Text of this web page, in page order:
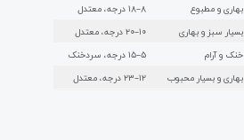
بهاری و مطبوع
۸–۱۸ درجه، معتدل
بسیار سبز و بهاری
۱۰–۲۰ درجه، معتدل
خنک و آرام
۵–۱۵ درجه، سردخنک
بهاری و بسیار محبوب ۱۲–۲۳ درجه، معتدل